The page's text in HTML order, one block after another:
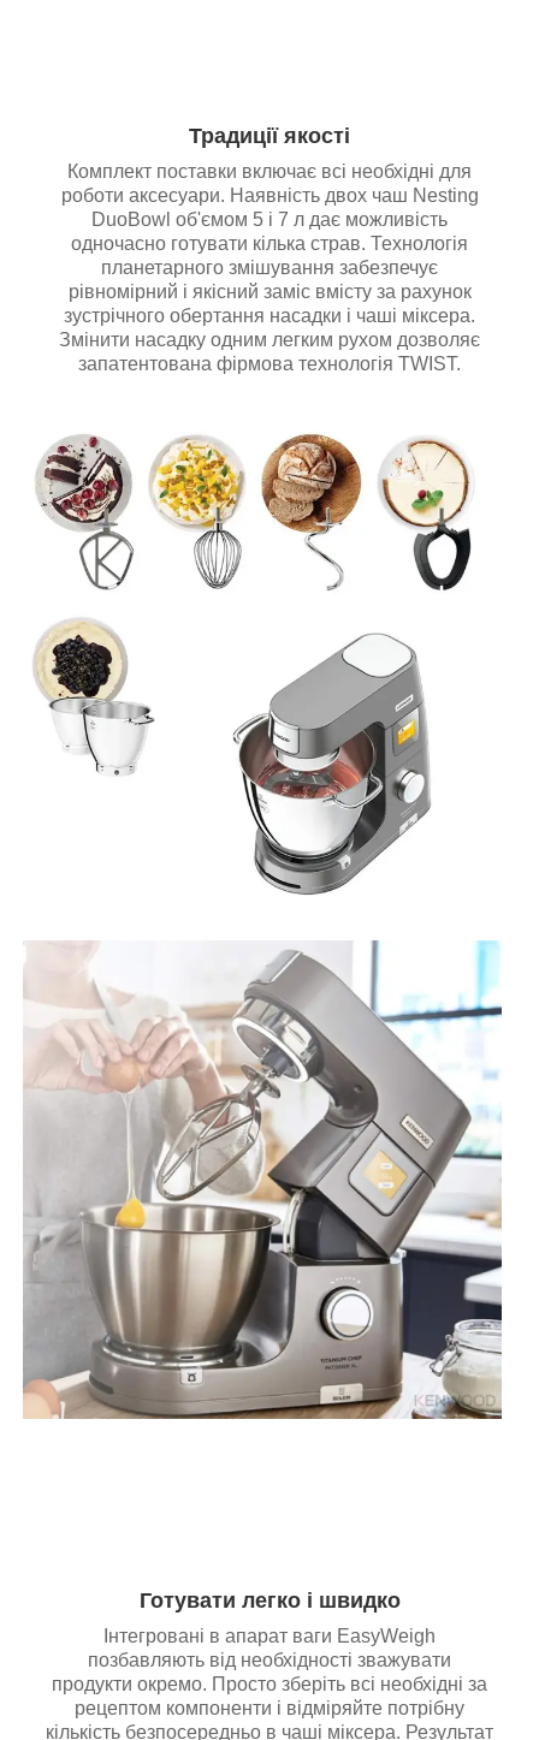
Традиції якості
Комплект поставки включає всі необхідні для
роботи аксесуари. Наявність двох чаш Nesting
DuoBowl об'ємом 5 і 7 л дає можливість
одночасно готувати кілька страв. Технологія
планетарного змішування забезпечує
рівномірний і якісний заміс вмісту за рахунок
зустрічного обертання насадки і чаші міксера.
Змінити насадку одним легким рухом дозволяє
запатентована фірмова технологія TWIST.
Готувати легко і швидко
Інтегровані в апарат ваги EasyWeigh
позбавляють від необхідності зважувати
продукти окремо. Просто зберіть всі необхідні за
рецептом компоненти і відміряйте потрібну
кількість безпосередньо в чаші міксера. Результат